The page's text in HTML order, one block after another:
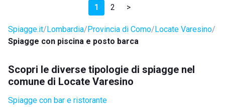
1 2 >
Spiagge.it Lombardia Provincia di Como Locate Varesino
Spiagge con piscina e posto barca
Scopri le diverse tipologie di spiagge nel
comune di Locate Varesino
Spiagge con bar e ristorante